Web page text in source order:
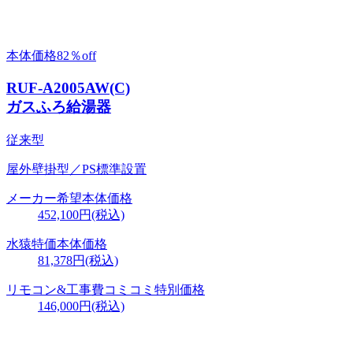
本体価格82％off
RUF-A2005AW(C)
ガスふろ給湯器
従来型
屋外壁掛型／PS標準設置
メーカー希望本体価格
452,100円(税込)
水猿特価本体価格
81,378円(税込)
リモコン&工事費コミコミ特別価格
146,000円(税込)